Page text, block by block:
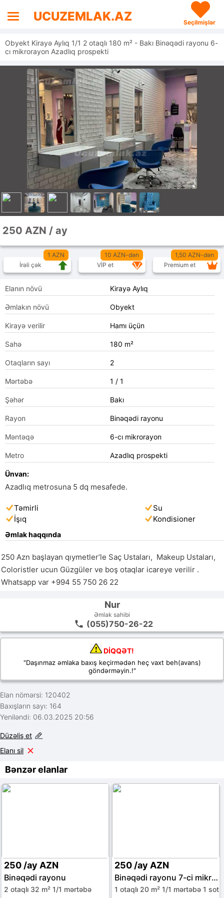
UCUZEMLAK.AZ Seçilmişlər
Obyekt Kirayə Aylıq 1/1 2 otaqlı 180 m² - Bakı Binəqədi rayonu 6-
cı mikrorayon Azadlıq prospekti
250 AZN / ay
1 AZN
İrəli çək
10 AZN-dən
VİP et
1,50 AZN-dən
Premium et
Elanın növü Kirayə Aylıq
Əmlakın növü Obyekt
Kirayə verilir Hamı üçün
Sahə 180 m²
Otaqların sayı 2
Mərtəbə 1 / 1
Şəhər Bakı
Rayon Binəqədi rayonu
Məntəqə 6-cı mikrorayon
Metro Azadlıq prospekti
Ünvan:
Azadlıq metrosuna 5 dq mesafede.
Təmirli
Su
İşıq
Kondisioner
Əmlak haqqında
250 Azn başlayan qıymetler’le Saç Ustaları,  Makeup Ustaları,
Coloristler ucun Güzgüler ve boş otaqlar icareye verilir .
Whatsapp var +994 55 750 26 22
Nur
Əmlak sahibi
(055)750-26-22
DİQQƏT!
"Daşınmaz əmlaka baxış keçirmədən heç vaxt beh(avans)
göndərməyin.!"
Elan nömərsi: 120402
Baxışların sayı: 164
Yeniləndi: 06.03.2025 20:56
Düzəliş et
Elanı sil
Bənzər elanlar
250 /ay AZN
Binəqədi rayonu
2 otaqlı 32 m² 1/1 mərtəbə
250 /ay AZN
Binəqədi rayonu 7-ci mikrorayon
1 otaqlı 20 m² 1/1 mərtəbə 1 sot